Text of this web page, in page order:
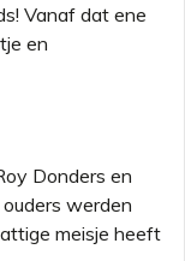
Vanaf dat ene
en
Donders en
werden
meisje heeft